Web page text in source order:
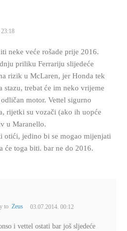
neke veće rošade prije 2016.
priliku Ferrariju slijedeće
rizik u McLaren, jer Honda tek
stazu, trebat će im neko vrijeme
motor. Vettel sigurno
rijetki su vozači (ako ih uopće
u Maranello.
otići, jedino bi se mogao mijenjati
će toga biti. bar ne do 2016.
to Zeus 03.07.2014. 00:12
i vettel ostati bar još sljedeće